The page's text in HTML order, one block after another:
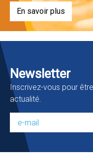
En savoir plus
Newsletter
Inscrivez-vous pour
actualité.